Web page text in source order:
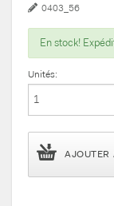
0403_56
En stock!
Unités:
AJOUTER